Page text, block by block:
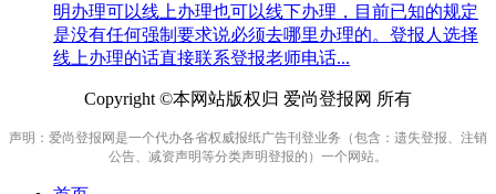
明办理可以线上办理也可以线下办理，目前已知的规定
是没有任何强制要求说必须去哪里办理的。登报人选择
线上办理的话直接联系登报老师电话...
Copyright ©本网站版权归 爱尚登报网 所有
声明：爱尚登报网是一个代办各省权威报纸广告刊登业务（包含：遗失登报、注销
公告、减资声明等分类声明登报的）一个网站。